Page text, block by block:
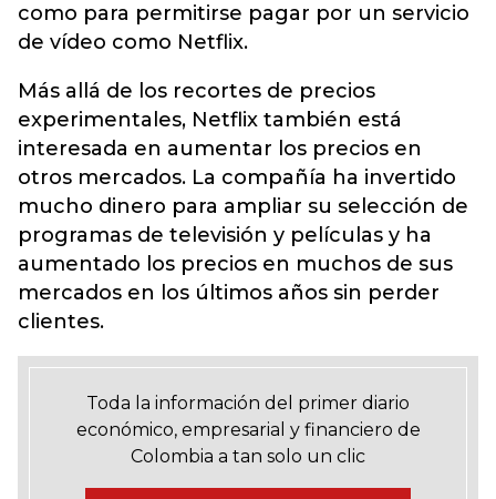
como para permitirse pagar por un servicio
de vídeo como Netflix.
Más allá de los recortes de precios
experimentales, Netflix también está
interesada en aumentar los precios en
otros mercados. La compañía ha invertido
mucho dinero para ampliar su selección de
programas de televisión y películas y ha
aumentado los precios en muchos de sus
mercados en los últimos años sin perder
clientes.
Toda la información del primer diario
económico, empresarial y financiero de
Colombia a tan solo un clic